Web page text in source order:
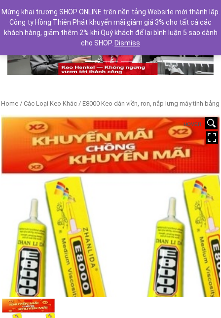
Previous Next
Home / Các Loại Keo Khác / E8000 Keo dán viền, ron, nắp lưng máy tính bảng
HOVER
Mừng khai trương SHOP ONLINE trên nền tảng Website mới thành lập.
Công ty Hồng Thiên Phát khuyến mãi giảm giá 3% cho tất cả các
khách hàng, giảm thêm 2% khi Quý khách để lại bình luận 5 sao dành
cho SHOP. Dismiss